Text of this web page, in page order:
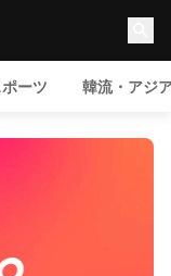
ーツ 韓流・アジ